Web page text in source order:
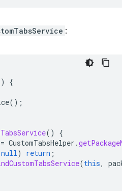
:
{
();
()
{
= CustomTabsHelper .
null) return ;
(this,